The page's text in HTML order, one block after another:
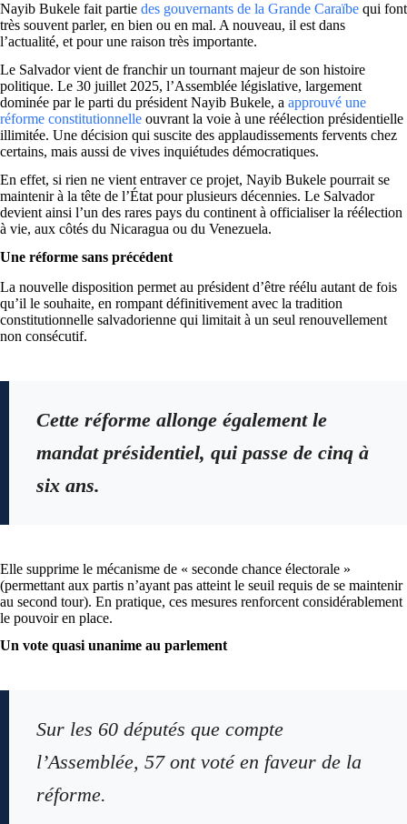
Nayib Bukele fait partie des gouvernants de la Grande Caraïbe qui font
très souvent parler, en bien ou en mal. A nouveau, il est dans
l’actualité, et pour une raison très importante.
Le Salvador vient de franchir un tournant majeur de son histoire
politique. Le 30 juillet 2025, l’Assemblée législative, largement
dominée par le parti du président Nayib Bukele, a approuvé une
réforme constitutionnelle ouvrant la voie à une réélection présidentielle
illimitée. Une décision qui suscite des applaudissements fervents chez
certains, mais aussi de vives inquiétudes démocratiques.
En effet, si rien ne vient entraver ce projet, Nayib Bukele pourrait se
maintenir à la tête de l’État pour plusieurs décennies. Le Salvador
devient ainsi l’un des rares pays du continent à officialiser la réélection
à vie, aux côtés du Nicaragua ou du Venezuela.
Une réforme sans précédent
La nouvelle disposition permet au président d’être réélu autant de fois
qu’il le souhaite, en rompant définitivement avec la tradition
constitutionnelle salvadorienne qui limitait à un seul renouvellement
non consécutif.
Cette réforme allonge également le
mandat présidentiel, qui passe de cinq à
six ans.
Elle supprime le mécanisme de « seconde chance électorale »
(permettant aux partis n’ayant pas atteint le seuil requis de se maintenir
au second tour). En pratique, ces mesures renforcent considérablement
le pouvoir en place.
Un vote quasi unanime au parlement
Sur les 60 députés que compte
l’Assemblée, 57 ont voté en faveur de la
réforme.